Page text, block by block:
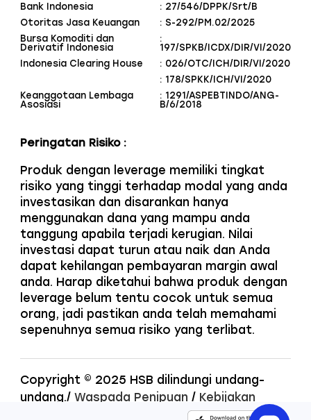
Bank Indonesia
: 27/546/DPPK/Srt/B
Otoritas Jasa Keuangan
: S-292/PM.02/2025
Bursa Komoditi dan
Derivatif Indonesia
:
197/SPKB/ICDX/DIR/VI/2020
Indonesia Clearing House
: 026/OTC/ICH/DIR/VI/2020
: 178/SPKK/ICH/VI/2020
Keanggotaan Lembaga
Asosiasi
: 1291/ASPEBTINDO/ANG-
B/6/2018
Peringatan Risiko :
Produk dengan leverage memiliki tingkat
risiko yang tinggi terhadap modal yang anda
investasikan dan disarankan hanya
menggunakan dana yang mampu anda
tanggung apabila terjadi kerugian. Nilai
investasi dapat turun atau naik dan Anda
dapat kehilangan pembayaran margin awal
anda. Harap diketahui bahwa produk dengan
leverage belum tentu cocok untuk semua
orang, jadi pastikan anda telah memahami
sepenuhnya semua risiko yang terlibat.
Copyright © 2025 HSB dilindungi undang-
undang./ Waspada Penipuan / Kebijakan
Pengaduan Nasabah